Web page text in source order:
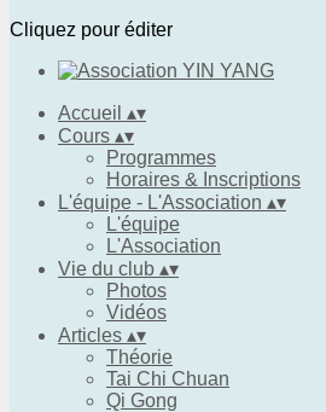
Cliquez pour éditer
Accueil ▴▾
Cours ▴▾
Programmes
Horaires & Inscriptions
L'équipe - L'Association ▴▾
L'équipe
L'Association
Vie du club ▴▾
Photos
Vidéos
Articles ▴▾
Théorie
Tai Chi Chuan
Qi Gong